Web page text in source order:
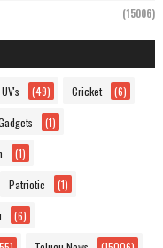
(15006)
(49) Cricket (6)
(1)
(1)
Patriotic (1)
(6)